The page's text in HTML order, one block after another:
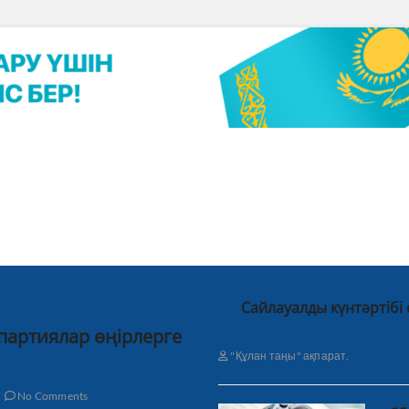
өңірлерге
No Comments
Сайлауалды
"Құлан таңы" ақпарат.